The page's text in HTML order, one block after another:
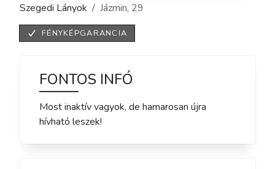
Szegedi Lányok Jázmin, 29
FÉNYKÉPGARANCIA
FONTOS INFÓ
Most inaktív vagyok, de hamarosan újra
hívható leszek!